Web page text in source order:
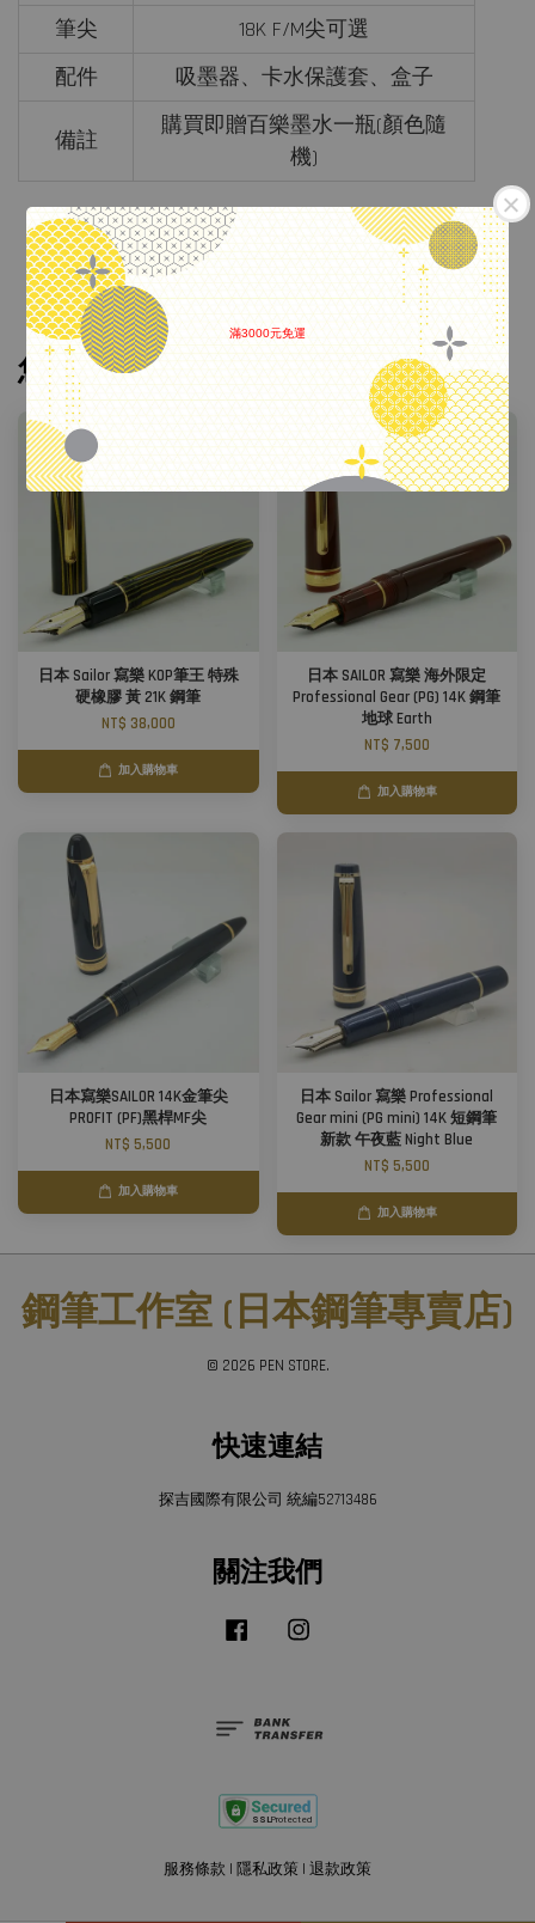
滿3000元免運
筆尖
18K F/M尖可選
配件
吸墨器、卡水保護套、盒子
備註
購買即贈百樂墨水一瓶(顏色隨
機)
您可能也喜歡
日本 Sailor 寫樂 KOP筆王 特殊
硬橡膠 黃 21K 鋼筆
NT$ 38,000
加入購物車
日本 SAILOR 寫樂 海外限定
Professional Gear (PG) 14K 鋼筆
地球 Earth
NT$ 7,500
加入購物車
日本寫樂SAILOR 14K金筆尖
PROFIT (PF)黑桿MF尖
NT$ 5,500
加入購物車
日本 Sailor 寫樂 Professional
Gear mini (PG mini) 14K 短鋼筆
新款 午夜藍 Night Blue
NT$ 5,500
加入購物車
鋼筆工作室 (日本鋼筆專賣店)
© 2026 PEN STORE.
快速連結
探吉國際有限公司 統編52713486
關注我們
Facebook
服務條款 | 隱私政策 | 退款政策